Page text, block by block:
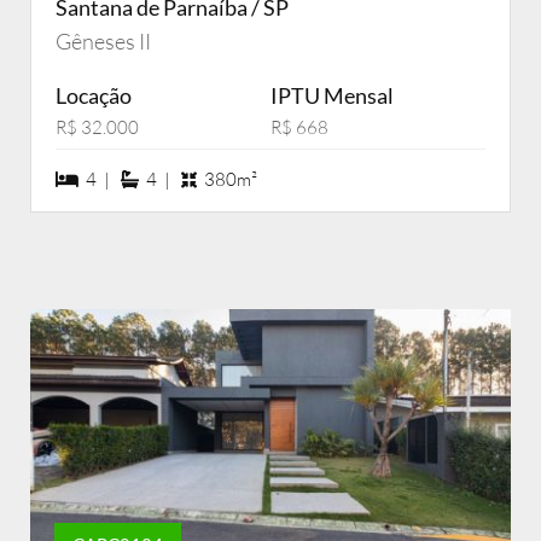
Santana de Parnaíba / SP
Gêneses II
Locação
R$ 32.000
IPTU Mensal
R$ 668
4 dormiórios
4 | 4 suítes
4 | 380m²